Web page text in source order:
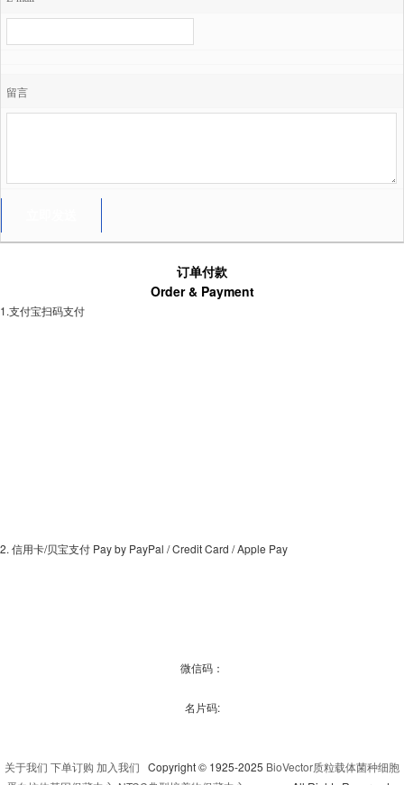
留言
订单付款
Order & Payment
1.支付宝扫码支付
2. 信用卡/贝宝支付 Pay by PayPal / Credit Card / Apple Pay
微信码：
名片码:
关于我们 下单订购 加入我们 Copyright © 1925-2025 BioVector质粒载体菌种细胞